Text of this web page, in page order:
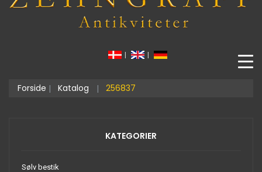
| |
Forside Katalog 256837
KATEGORIER
Sølv bestik